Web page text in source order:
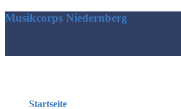
Musikcorps Niedernberg
Startseite